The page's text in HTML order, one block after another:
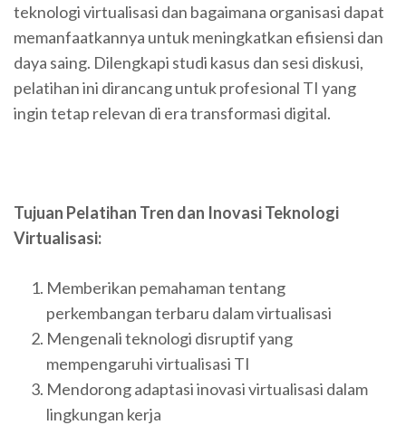
teknologi virtualisasi dan bagaimana organisasi dapat
memanfaatkannya untuk meningkatkan efisiensi dan
daya saing. Dilengkapi studi kasus dan sesi diskusi,
pelatihan ini dirancang untuk profesional TI yang
ingin tetap relevan di era transformasi digital.
Tujuan Pelatihan Tren dan Inovasi Teknologi
Virtualisasi:
Memberikan pemahaman tentang
perkembangan terbaru dalam virtualisasi
Mengenali teknologi disruptif yang
mempengaruhi virtualisasi TI
Mendorong adaptasi inovasi virtualisasi dalam
lingkungan kerja